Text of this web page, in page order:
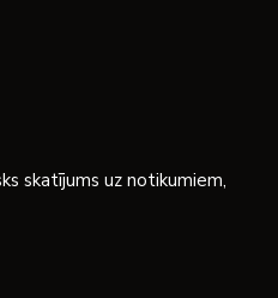
skatījums uz notikumiem,